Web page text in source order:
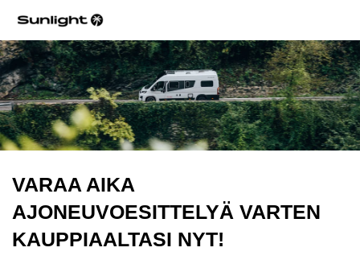
VARAA AIKA
AJONEUVOESITTELYÄ VARTEN
KAUPPIAALTASI NYT!